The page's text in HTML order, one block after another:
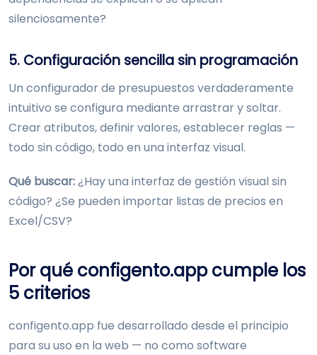
silenciosamente?
5. Configuración sencilla sin programación
Un configurador de presupuestos verdaderamente
intuitivo se configura mediante arrastrar y soltar.
Crear atributos, definir valores, establecer reglas —
todo sin código, todo en una interfaz visual.
Qué buscar:¿Hay una interfaz de gestión visual sin
código? ¿Se pueden importar listas de precios en
Excel/CSV?
Por qué configento.app cumple los
5 criterios
configento.app fue desarrollado desde el principio
para su uso en la web — no como software